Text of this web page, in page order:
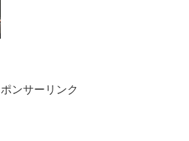
ンサーリンク